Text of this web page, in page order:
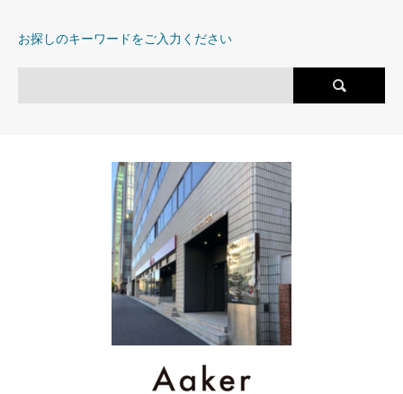
お探しのキーワードをご入力ください